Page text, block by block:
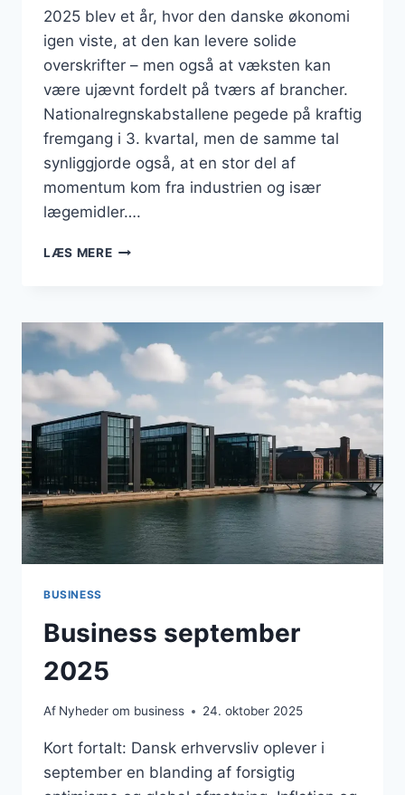
2025 blev et år, hvor den danske økonomi
igen viste, at den kan levere solide
overskrifter – men også at væksten kan
være ujævnt fordelt på tværs af brancher.
Nationalregnskabstallene pegede på kraftig
fremgang i 3. kvartal, men de samme tal
synliggjorde også, at en stor del af
momentum kom fra industrien og især
lægemidler….
LÆS MEREDANSK
VÆKST,
SÅRBARHEDER
STRATEGISKE
MULIGHEDER
BUSINESS
Business september
2025
Af Nyheder om business 24. oktober 2025
Kort fortalt: Dansk erhvervsliv oplever i
september en blanding af forsigtig